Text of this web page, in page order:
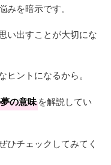
を暗示です。
い出すことが大切にな
ントになるから。
の意味を解説してい
ひチェックしてみてく